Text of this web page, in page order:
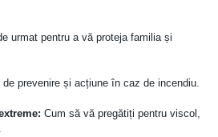
urmat pentru a vă proteja familia și
de prevenire și acțiune în caz de incendiu.
Cum să vă pregătiți pentru viscol,